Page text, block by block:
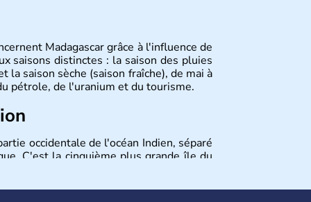
Madagascar grâce à l'influence de
saisons distinctes : la saison des pluies
la saison sèche (saison fraîche), de mai à
pétrole, de l'uranium et du tourisme.
occidentale de l'océan Indien, séparé
C'est la cinquième plus grande île du